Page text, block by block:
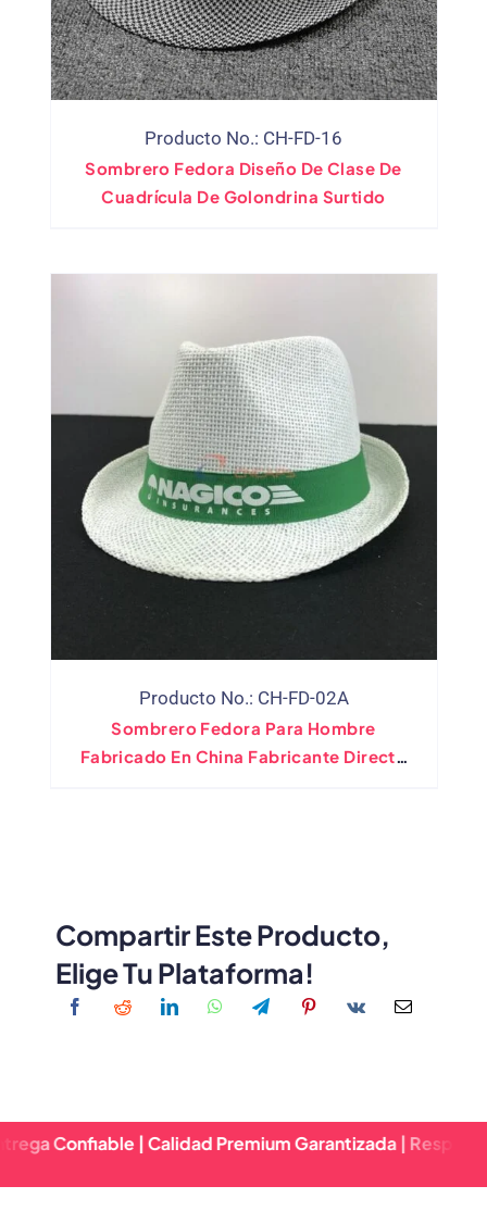
Producto No.: CH-FD-16
Sombrero Fedora Diseño De Clase De
Cuadrícula De Golondrina Surtido
Producto No.: CH-FD-02A
Sombrero Fedora Para Hombre
Fabricado En China Fabricante Directo
Compartir Este Producto,
Elige Tu Plataforma!
| Calidad Premium Garantizada | Respuesta